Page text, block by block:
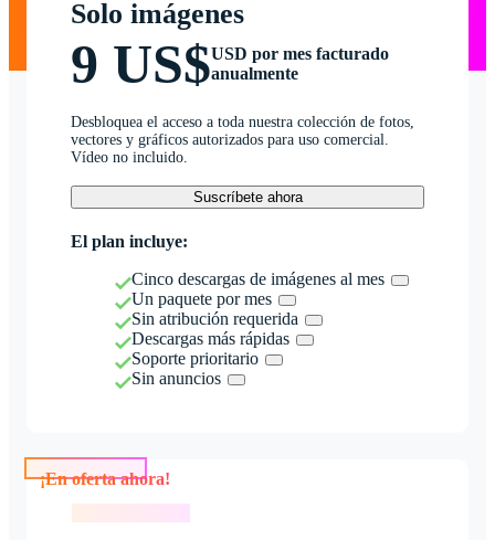
Solo imágenes
9 US$USD por mes facturado
anualmente
Desbloquea el acceso a toda nuestra colección de fotos,
vectores y gráficos autorizados para uso comercial.
Vídeo no incluido.
Suscríbete ahora
El plan incluye:
Cinco descargas de imágenes al mes
Un paquete por mes
Sin atribución requerida
Descargas más rápidas
Soporte prioritario
Sin anuncios